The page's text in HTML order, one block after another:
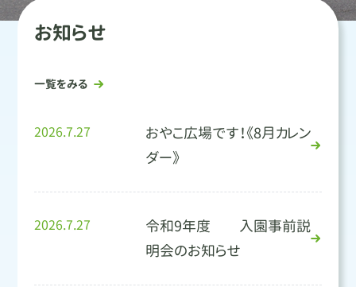
お知らせ
一覧をみる
2026.7.27
おやこ広場です！《8月カレン
ダー》
2026.7.27
令和9年度 入園事前説
明会のお知らせ